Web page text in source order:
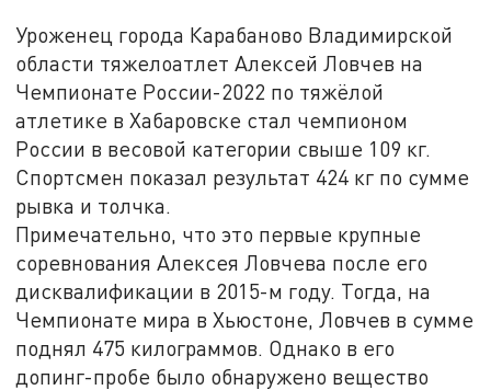
Уроженец города Карабаново Владимирской
области тяжелоатлет Алексей Ловчев на
Чемпионате России-2022 по тяжёлой
атлетике в Хабаровске стал чемпионом
России в весовой категории свыше 109 кг.
Спортсмен показал результат 424 кг по сумме
рывка и толчка.
Примечательно, что это первые крупные
соревнования Алексея Ловчева после его
дисквалификации в 2015-м году. Тогда, на
Чемпионате мира в Хьюстоне, Ловчев в сумме
поднял 475 килограммов. Однако в его
допинг-пробе было обнаружено вещество